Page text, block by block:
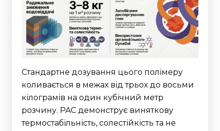
Стандартне дозування цього полімеру
коливається в межах від трьох до восьми
кілограмів на один кубічний метр
розчину. PAC демонструє виняткову
термостабільність, солестійкість та не